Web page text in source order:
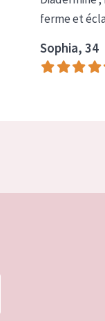
ferme et
Sophia, 34